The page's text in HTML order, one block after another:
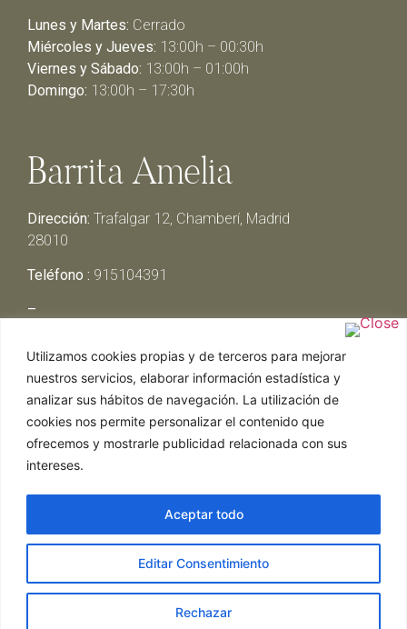
Utilizamos cookies propias y de terceros para mejorar
nuestros servicios, elaborar información estadística y
analizar sus hábitos de navegación. La utilización de
cookies nos permite personalizar el contenido que
ofrecemos y mostrarle publicidad relacionada con sus
intereses.
Editar Consentimiento
Rechazar
Aceptar todo
Lunes y Martes: Cerrado
Miércoles y Jueves: 13:00h – 00:30h
Viernes y Sábado: 13:00h – 01:00h
Domingo: 13:00h – 17:30h
Barrita Amelia
Dirección: Trafalgar 12, Chamberí, Madrid
28010
Teléfono : 915104391
–
Miércoles y Jueves:13:00h – 00:30h
Viernes y Sábado: 13:00h – 01:00h
Domingo:13:00h – 17:30h
Web realizada por Chef Ejecutivo,Asesoría de
|Política de Cookies|
ghostwriter hausarbeit schreiben lassen ghostwriter
agentur